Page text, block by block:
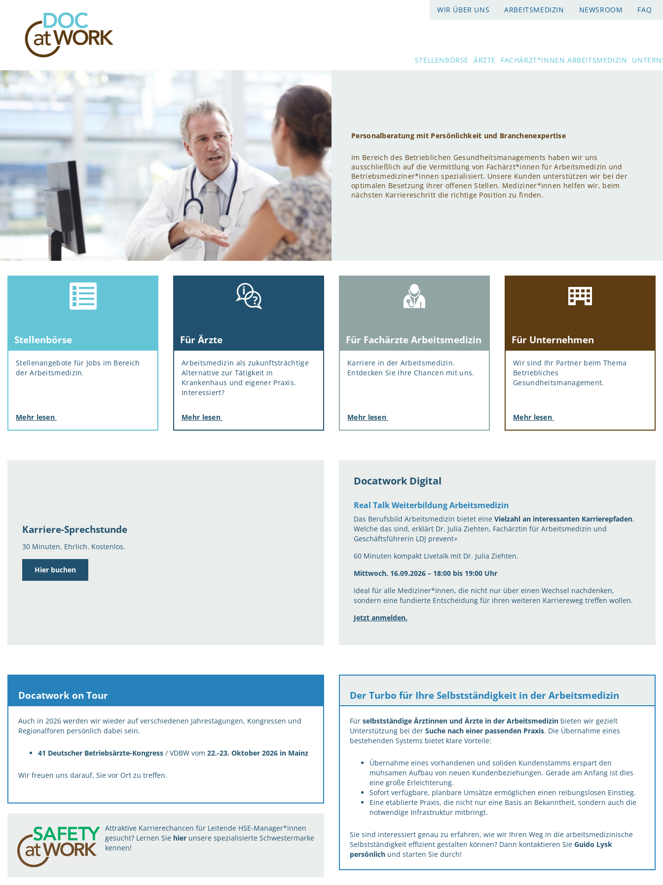
WIR ÜBER UNS ARBEITSMEDIZIN NEWSROOM FAQ
STELLENBÖRSE ÄRZTE FACHÄRZT*INNEN ARBEITSMEDIZIN
Personalberatung mit Persönlichkeit und Branchenexpertise
Im Bereich des Betrieblichen Gesundheitsmanagements haben wir uns
ausschließlich auf die Vermittlung von Fachärzt*innen für Arbeitsmedizin und
Betriebsmediziner*innen spezialisiert. Unsere Kunden unterstützen wir bei der
optimalen Besetzung ihrer offenen Stellen. Mediziner*innen helfen wir, beim
nächsten Karriereschritt die richtige Position zu finden.
Stellenbörse
Stellenangebote für Jobs im Bereich
der Arbeitsmedizin.
Mehr lesen
Für Ärzte
Arbeitsmedizin als zukunftsträchtige
Alternative zur Tätigkeit in
Krankenhaus und eigener Praxis.
Interessiert?
Mehr lesen
Für Fachärzte Arbeitsmedizin
Karriere in der Arbeitsmedizin.
Entdecken Sie Ihre Chancen mit uns.
Mehr lesen
Für Unternehmen
Wir sind Ihr Partner beim Thema
Betriebliches
Gesundheitsmanagement.
Mehr lesen
Karriere-Sprechstunde
30 Minuten. Ehrlich. Kostenlos.
Hier buchen
Docatwork Digital
Real Talk Weiterbildung Arbeitsmedizin
Das Berufsbild Arbeitsmedizin bietet eine Vielzahl an interessanten Karrierepfaden.
Welche das sind, erklärt Dr. Julia Ziehten, Fachärztin für Arbeitsmedizin und
Geschäftsführerin LDJ prevent+
60 Minuten kompakt Livetalk mit Dr. Julia Ziehten.
Mittwoch, 16.09.2026 – 18:00 bis 19:00 Uhr
Ideal für alle Mediziner*innen, die nicht nur über einen Wechsel nachdenken,
sondern eine fundierte Entscheidung für ihren weiteren Karriereweg treffen wollen.
Jetzt anmelden.
Docatwork on Tour
Auch in 2026 werden wir wieder auf verschiedenen Jahrestagungen, Kongressen und
Regionalforen persönlich dabei sein.
41 Deutscher Betriebsärzte-Kongress / VDBW vom 22.-23. Oktober 2026 in Mainz
Wir freuen uns darauf, Sie vor Ort zu treffen.
Attraktive Karrierechancen für Leitende HSE-Manager*innen
gesucht? Lernen Sie hier unsere spezialisierte Schwestermarke
kennen!
Der Turbo für Ihre Selbstständigkeit in der Arbeitsmedizin
Für selbstständige Ärztinnen und Ärzte in der Arbeitsmedizin bieten wir gezielt
Unterstützung bei der Suche nach einer passenden Praxis. Die Übernahme eines
bestehenden Systems bietet klare Vorteile:
Übernahme eines vorhandenen und soliden Kundenstamms erspart den
mühsamen Aufbau von neuen Kundenbeziehungen. Gerade am Anfang ist dies
eine große Erleichterung.
Sofort verfügbare, planbare Umsätze ermöglichen einen reibungslosen Einstieg.
Eine etablierte Praxis, die nicht nur eine Basis an Bekanntheit, sondern auch die
notwendige Infrastruktur mitbringt.
Sie sind interessiert genau zu erfahren, wie wir Ihren Weg in die arbeitsmedizinische
Selbstständigkeit effizient gestalten können? Dann kontaktieren Sie Guido Lysk
persönlich und starten Sie durch!